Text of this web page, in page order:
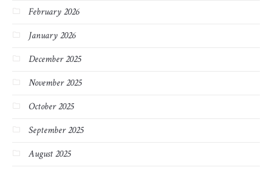
February 2026
January 2026
December 2025
November 2025
October 2025
September 2025
August 2025